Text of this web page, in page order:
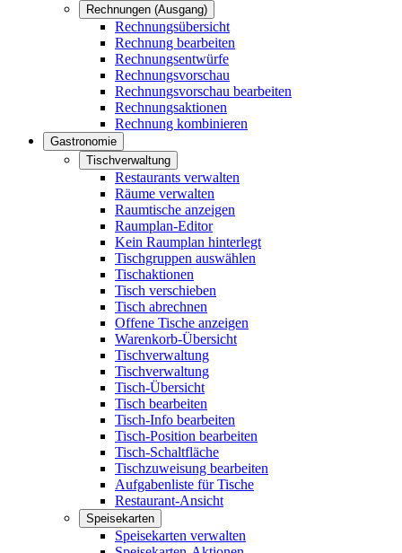
Rechnungen (Ausgang)
Rechnungsübersicht
Rechnung bearbeiten
Rechnungsentwürfe
Rechnungsvorschau
Rechnungsvorschau bearbeiten
Rechnungsaktionen
Rechnung kombinieren
Gastronomie
Tischverwaltung
Restaurants verwalten
Räume verwalten
Raumtische anzeigen
Raumplan-Editor
Kein Raumplan hinterlegt
Tischgruppen auswählen
Tischaktionen
Tisch verschieben
Tisch abrechnen
Offene Tische anzeigen
Warenkorb-Übersicht
Tischverwaltung
Tischverwaltung
Tisch-Übersicht
Tisch bearbeiten
Tisch-Info bearbeiten
Tisch-Position bearbeiten
Tisch-Schaltfläche
Tischzuweisung bearbeiten
Aufgabenliste für Tische
Restaurant-Ansicht
Speisekarten
Speisekarten verwalten